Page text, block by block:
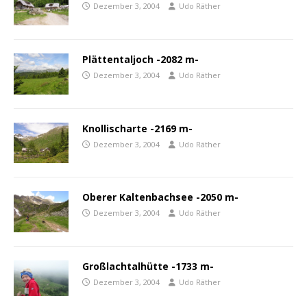
Dezember 3, 2004 Udo Räther
Plättentaljoch -2082 m-
Dezember 3, 2004 Udo Räther
Knollischarte -2169 m-
Dezember 3, 2004 Udo Räther
Oberer Kaltenbachsee -2050 m-
Dezember 3, 2004 Udo Räther
Großlachtalhütte -1733 m-
Dezember 3, 2004 Udo Räther